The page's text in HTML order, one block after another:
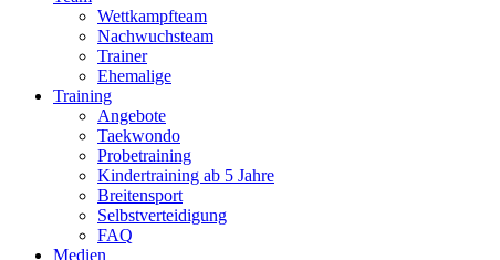
Wettkampfteam
Nachwuchsteam
Trainer
Ehemalige
Training
Angebote
Taekwondo
Probetraining
Kindertraining ab 5 Jahre
Breitensport
Selbstverteidigung
FAQ
Medien